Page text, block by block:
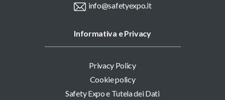
info@safetyexpo.it
Informativa e Privacy
Privacy Policy
Cookie policy
Safety Expo e Tutela dei Dati